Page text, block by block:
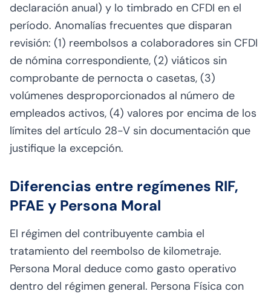
declaración anual) y lo timbrado en CFDI en el
período. Anomalías frecuentes que disparan
revisión: (1) reembolsos a colaboradores sin CFDI
de nómina correspondiente, (2) viáticos sin
comprobante de pernocta o casetas, (3)
volúmenes desproporcionados al número de
empleados activos, (4) valores por encima de los
límites del artículo 28-V sin documentación que
justifique la excepción.
Diferencias entre regímenes RIF,
PFAE y Persona Moral
El régimen del contribuyente cambia el
tratamiento del reembolso de kilometraje.
Persona Moral deduce como gasto operativo
dentro del régimen general. Persona Física con